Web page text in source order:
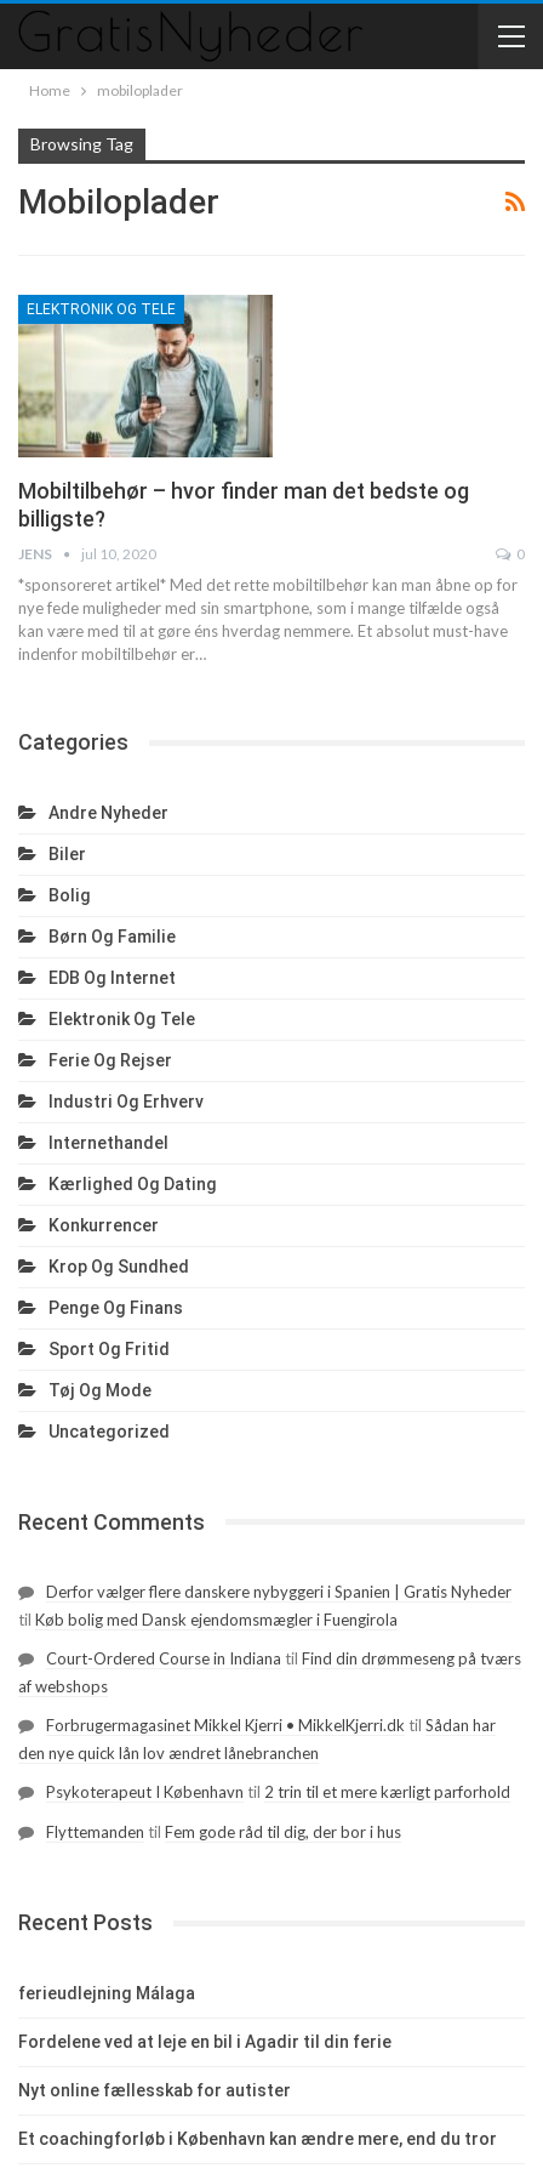
Home mobiloplader
Browsing Tag
Mobiloplader
ELEKTRONIK OG TELE
Mobiltilbehør – hvor finder man det bedste og
billigste?
JENS jul 10, 2020 0
*sponsoreret artikel* Med det rette mobiltilbehør kan man åbne op for
nye fede muligheder med sin smartphone, som i mange tilfælde også
kan være med til at gøre éns hverdag nemmere. Et absolut must-have
indenfor mobiltilbehør er…
Categories
Andre Nyheder
Biler
Bolig
Børn Og Familie
EDB Og Internet
Elektronik Og Tele
Ferie Og Rejser
Industri Og Erhverv
Internethandel
Kærlighed Og Dating
Konkurrencer
Krop Og Sundhed
Penge Og Finans
Sport Og Fritid
Tøj Og Mode
Uncategorized
Recent Comments
Derfor vælger flere danskere nybyggeri i Spanien | Gratis Nyheder
til Køb bolig med Dansk ejendomsmægler i Fuengirola
Court-Ordered Course in Indiana til Find din drømmeseng på tværs
af webshops
Forbrugermagasinet Mikkel Kjerri • MikkelKjerri.dk til Sådan har
den nye quick lån lov ændret lånebranchen
Psykoterapeut I København til 2 trin til et mere kærligt parforhold
Flyttemanden til Fem gode råd til dig, der bor i hus
Recent Posts
ferieudlejning Málaga
Fordelene ved at leje en bil i Agadir til din ferie
Nyt online fællesskab for autister
Et coachingforløb i København kan ændre mere, end du tror